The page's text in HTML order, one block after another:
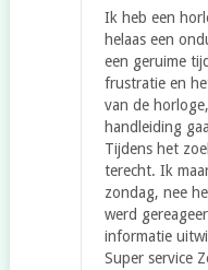
Ik heb een
helaas een
een geruime
frustratie en
van de
handleiding
Tijdens het
terecht. Ik
zondag, nee
werd
informatie
Super service